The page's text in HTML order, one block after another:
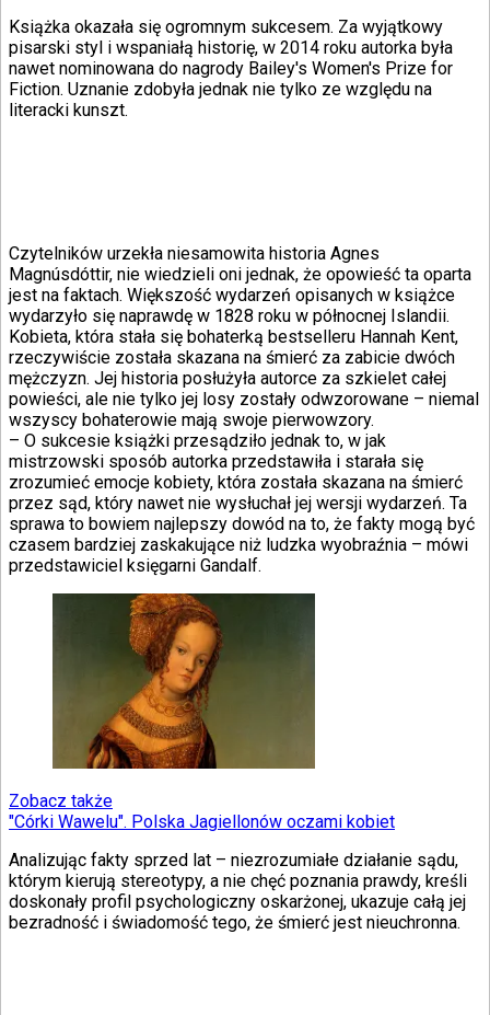
Książka okazała się ogromnym sukcesem. Za wyjątkowy
pisarski styl i wspaniałą historię, w 2014 roku autorka była
nawet nominowana do nagrody Bailey's Women's Prize for
Fiction. Uznanie zdobyła jednak nie tylko ze względu na
literacki kunszt.
Czytelników urzekła niesamowita historia Agnes
Magnúsdóttir, nie wiedzieli oni jednak, że opowieść ta oparta
jest na faktach. Większość wydarzeń opisanych w książce
wydarzyło się naprawdę w 1828 roku w północnej Islandii.
Kobieta, która stała się bohaterką bestselleru Hannah Kent,
rzeczywiście została skazana na śmierć za zabicie dwóch
mężczyzn. Jej historia posłużyła autorce za szkielet całej
powieści, ale nie tylko jej losy zostały odwzorowane – niemal
wszyscy bohaterowie mają swoje pierwowzory.
– O sukcesie książki przesądziło jednak to, w jak
mistrzowski sposób autorka przedstawiła i starała się
zrozumieć emocje kobiety, która została skazana na śmierć
przez sąd, który nawet nie wysłuchał jej wersji wydarzeń. Ta
sprawa to bowiem najlepszy dowód na to, że fakty mogą być
czasem bardziej zaskakujące niż ludzka wyobraźnia – mówi
przedstawiciel księgarni Gandalf.
Zobacz także
"Córki Wawelu". Polska Jagiellonów oczami kobiet
Analizując fakty sprzed lat – niezrozumiałe działanie sądu,
którym kierują stereotypy, a nie chęć poznania prawdy, kreśli
doskonały profil psychologiczny oskarżonej, ukazuje całą jej
bezradność i świadomość tego, że śmierć jest nieuchronna.